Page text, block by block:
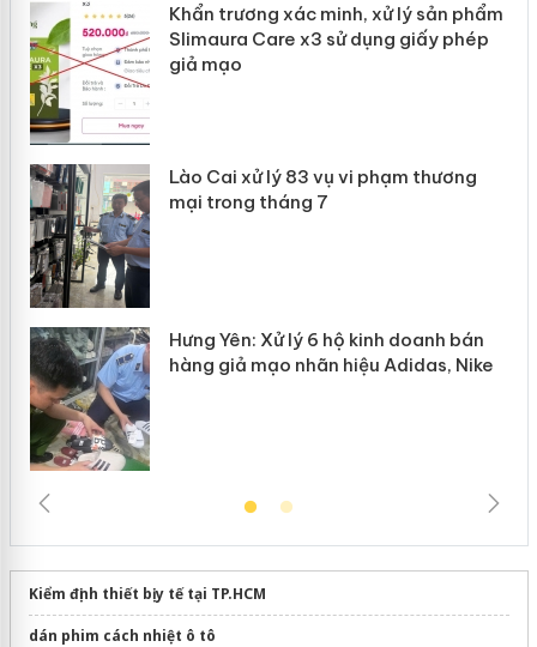
Khẩn trương xác minh, xử lý sản phẩm
Slimaura Care x3 sử dụng giấy phép
giả mạo
Lào Cai xử lý 83 vụ vi phạm thương
mại trong tháng 7
Hưng Yên: Xử lý 6 hộ kinh doanh bán
hàng giả mạo nhãn hiệu Adidas, Nike
Kiểm định thiết bị y tế tại TP.HCM
dán phim cách nhiệt ô tô